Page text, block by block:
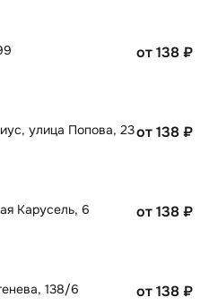
от 138₽
, улица Попова, 23от 138₽
Карусель, 6 от 138₽
138/6 от 138₽